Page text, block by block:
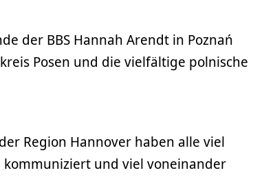
der BBS Hannah Arendt in Poznań
Posen und die vielfältige polnische
Region Hannover haben alle viel
kommuniziert und viel voneinander